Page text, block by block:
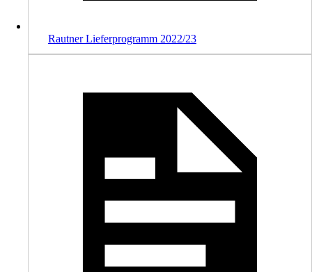
Rautner Lieferprogramm 2022/23